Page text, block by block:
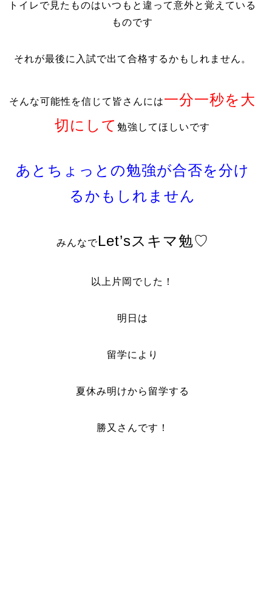
トイレで見たものはいつもと違って意外と覚えている
ものです
それが最後に入試で出て合格するかもしれません。
そんな可能性を信じて皆さんには一分一秒を大
切にして勉強してほしいです
あとちょっとの勉強が合否を分け
るかもしれません
みんなでLet’sスキマ勉♡
以上片岡でした！
明日は
留学により
夏休み明けから留学する
勝又さんです！